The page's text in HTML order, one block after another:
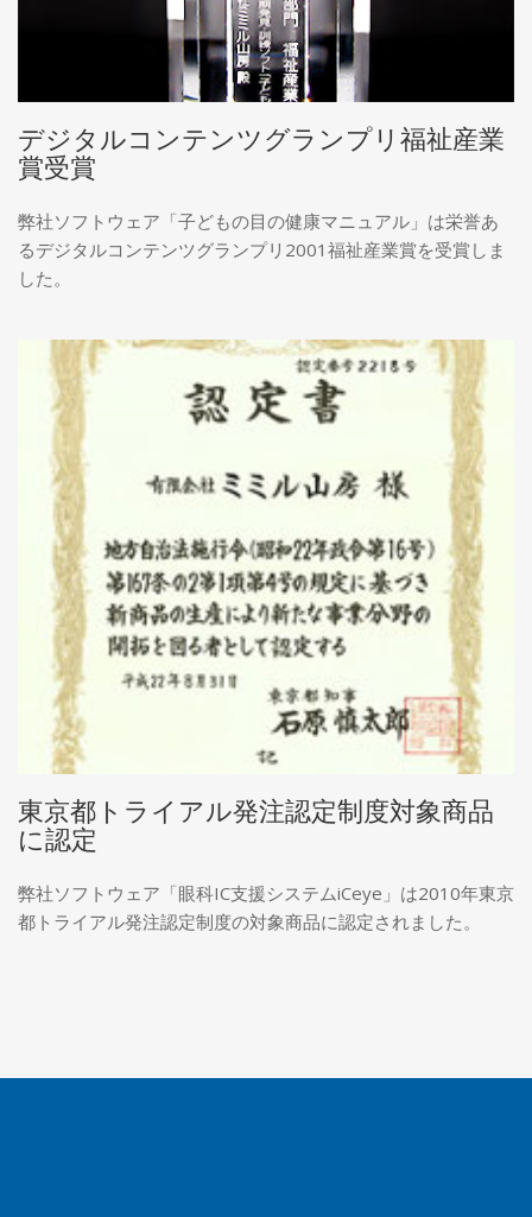
デジタルコンテンツグランプリ福祉産業
賞受賞
弊社ソフトウェア「子どもの目の健康マニュアル」は栄誉あ
るデジタルコンテンツグランプリ2001福祉産業賞を受賞しま
した。
東京都トライアル発注認定制度対象商品
に認定
弊社ソフトウェア「眼科IC支援システムiCeye」は2010年東京
都トライアル発注認定制度の対象商品に認定されました。